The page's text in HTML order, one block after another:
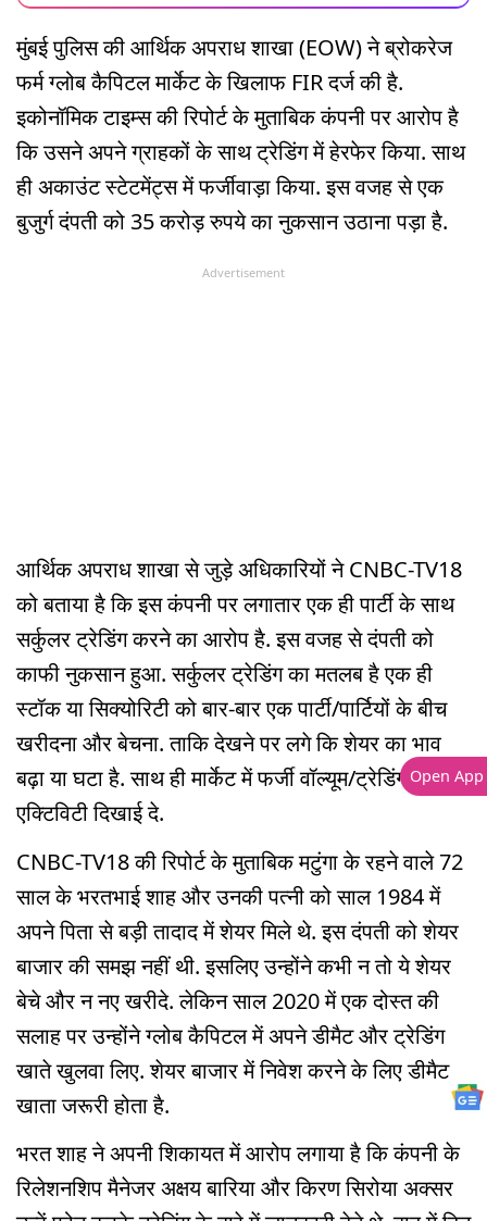
मुंबई पुलिस की आर्थिक अपराध शाखा (EOW) ने ब्रोकरेज
फर्म ग्लोब कैपिटल मार्केट के खिलाफ FIR दर्ज की है.
इकोनॉमिक टाइम्स की रिपोर्ट के मुताबिक कंपनी पर आरोप है
कि उसने अपने ग्राहकों के साथ ट्रेडिंग में हेरफेर किया. साथ
ही अकाउंट स्टेटमेंट्स में फर्जीवाड़ा किया. इस वजह से एक
बुजुर्ग दंपती को 35 करोड़ रुपये का नुकसान उठाना पड़ा है.
Advertisement
आर्थिक अपराध शाखा से जुड़े अधिकारियों ने CNBC-TV18
को बताया है कि इस कंपनी पर लगातार एक ही पार्टी के साथ
सर्कुलर ट्रेडिंग करने का आरोप है. इस वजह से दंपती को
काफी नुकसान हुआ. सर्कुलर ट्रेडिंग का मतलब है एक ही
स्टॉक या सिक्योरिटी को बार-बार एक पार्टी/पार्टियों के बीच
खरीदना और बेचना. ताकि देखने पर लगे कि शेयर का भाव
बढ़ा या घटा है. साथ ही मार्केट में फर्जी वॉल्यूम/ट्रेडिंग
एक्टिविटी दिखाई दे.
CNBC-TV18 की रिपोर्ट के मुताबिक मटुंगा के रहने वाले 72
साल के भरतभाई शाह और उनकी पत्नी को साल 1984 में
अपने पिता से बड़ी तादाद में शेयर मिले थे. इस दंपती को शेयर
बाजार की समझ नहीं थी. इसलिए उन्होंने कभी न तो ये शेयर
बेचे और न नए खरीदे. लेकिन साल 2020 में एक दोस्त की
सलाह पर उन्होंने ग्लोब कैपिटल में अपने डीमैट और ट्रेडिंग
खाते खुलवा लिए. शेयर बाजार में निवेश करने के लिए डीमैट
खाता जरूरी होता है.
भरत शाह ने अपनी शिकायत में आरोप लगाया है कि कंपनी के
रिलेशनशिप मैनेजर अक्षय बारिया और किरण सिरोया अक्सर
Open App